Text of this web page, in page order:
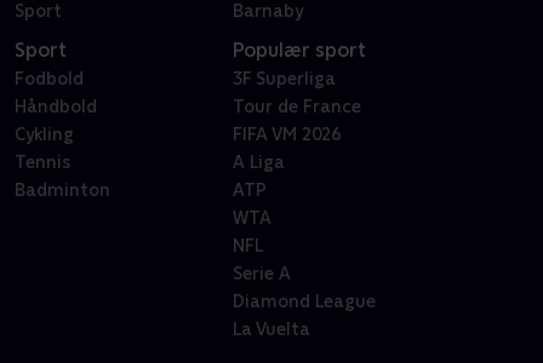
Sport
Barnaby
Sport
Fodbold
Håndbold
Cykling
Tennis
Badminton
Populær sport
3F Superliga
Tour de France
FIFA VM 2026
A Liga
ATP
WTA
NFL
Serie A
Diamond League
La Vuelta